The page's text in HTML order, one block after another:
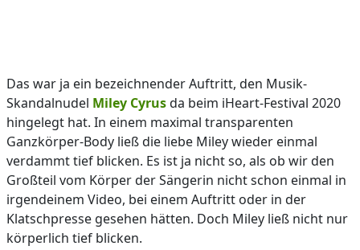
Das war ja ein bezeichnender Auftritt, den Musik-
Skandalnudel Miley Cyrusda beim iHeart-Festival 2020
hingelegt hat. In einem maximal transparenten
Ganzkörper-Body ließ die liebe Miley wieder einmal
verdammt tief blicken. Es ist ja nicht so, als ob wir den
Großteil vom Körper der Sängerin nicht schon einmal in
irgendeinem Video, bei einem Auftritt oder in der
Klatschpresse gesehen hätten. Doch Miley ließ nicht nur
körperlich tief blicken.